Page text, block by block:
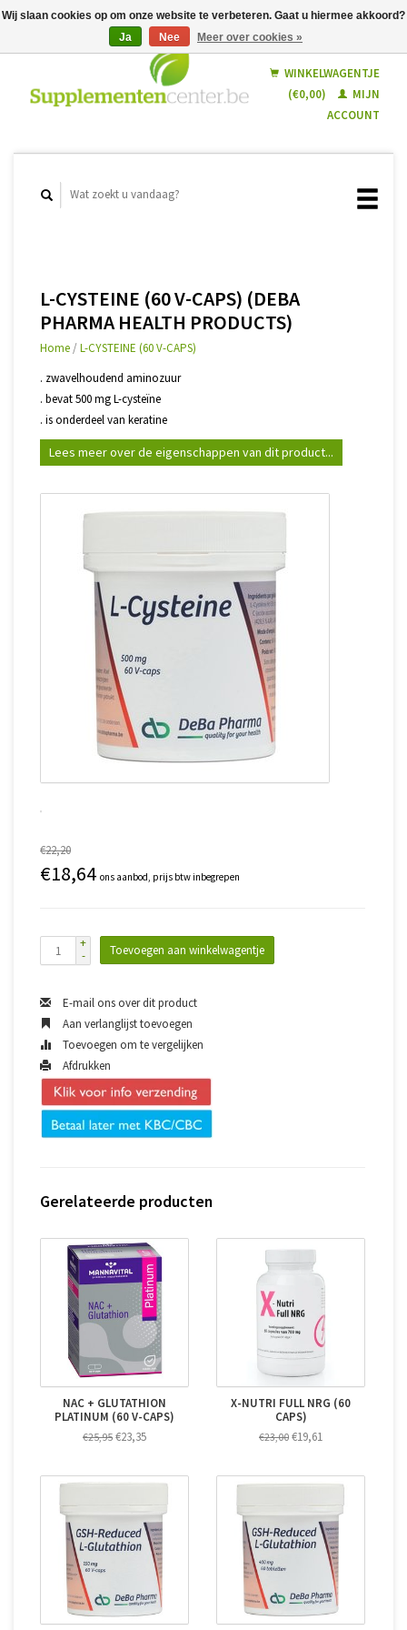
Nederlands
WINKELWAGENTJE
(€0,00)
MIJN
ACCOUNT
L-CYSTEINE (60 V-CAPS) (DEBA
PHARMA HEALTH PRODUCTS)
Home /L-CYSTEINE (60 V-CAPS)
. zwavelhoudend aminozuur
. bevat 500 mg L-cysteïne
. is onderdeel van keratine
Lees meer over de eigenschappen van dit product...
€22,20
€18,64 ons aanbod, prijs btw inbegrepen
+
-
Toevoegen aan winkelwagentje
E-mail ons over dit product
Aan verlanglijst toevoegen
Toevoegen om te vergelijken
Afdrukken
Gerelateerde producten
NAC + GLUTATHION
PLATINUM (60 V-CAPS)
€25,95 €23,35
X-NUTRI FULL NRG (60
CAPS)
€23,00 €19,61
Wij slaan cookies op om onze website te verbeteren. Gaat u hiermee akkoord?
Ja
Nee Meer over cookies »